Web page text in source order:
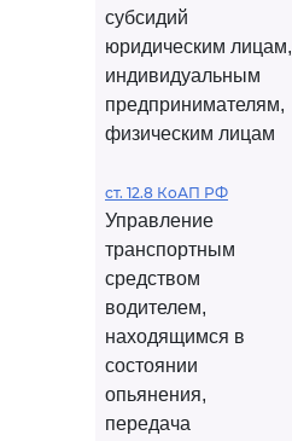
субсидий
юридическим лицам,
индивидуальным
предпринимателям,
физическим лицам
ст. 12.8 КоАП РФ
Управление
транспортным
средством
водителем,
находящимся в
состоянии
опьянения,
передача